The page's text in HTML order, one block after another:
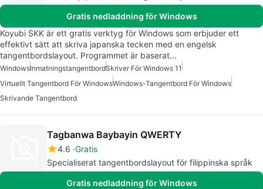
Gratis nedladdning för Windows
Koyubi SKK är ett gratis verktyg för Windows som erbjuder ett
effektivt sätt att skriva japanska tecken med en engelsk
tangentbordslayout. Programmet är baserat…
WindowsInmatningstangentbordSkriver För Windows 11
Virtuellt Tangentbord För WindowsWindows-Tangentbord För Windows
Skrivande Tangentbord
Tagbanwa Baybayin QWERTY
4.6 Gratis
Specialiserat tangentbordslayout för filippinska språk
Gratis nedladdning för Windows